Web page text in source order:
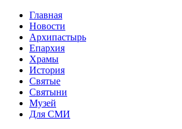
Главная
Новости
Архипастырь
Епархия
Храмы
История
Святые
Святыни
Музей
Для СМИ